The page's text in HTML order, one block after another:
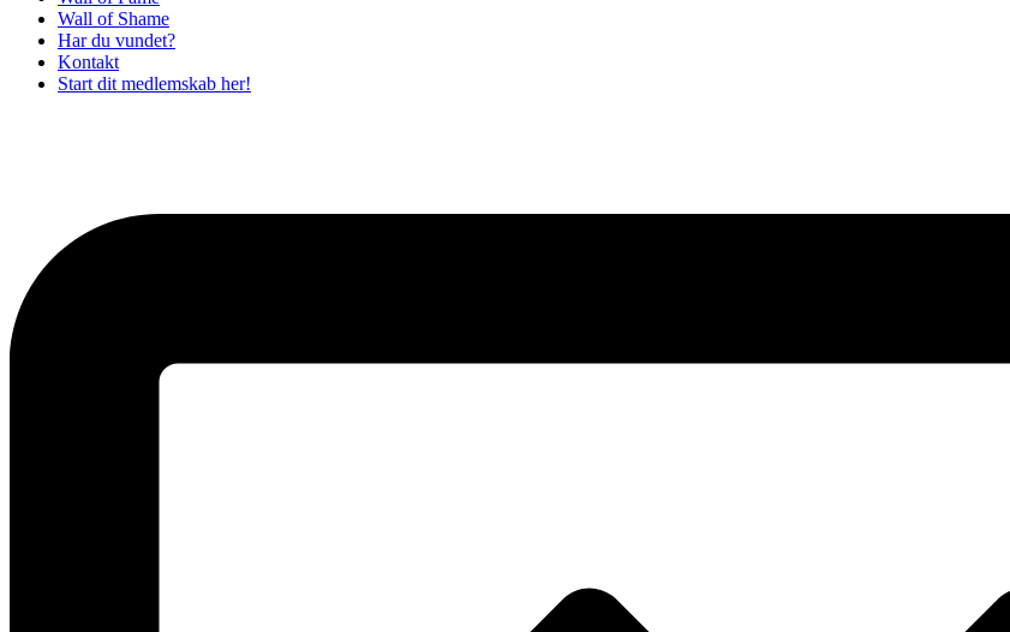
Wall of Shame
Har du vundet?
Kontakt
Start dit medlemskab her!